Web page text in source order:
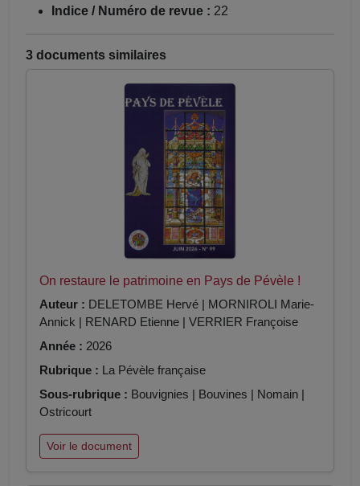
Indice / Numéro de revue : 22
3 documents similaires
On restaure le patrimoine en Pays de Pévèle !
Auteur : DELETOMBE Hervé | MORNIROLI Marie-
Annick | RENARD Etienne | VERRIER Françoise
Année : 2026
Rubrique : La Pévèle française
Sous-rubrique : Bouvignies | Bouvines | Nomain |
Ostricourt
Voir le document